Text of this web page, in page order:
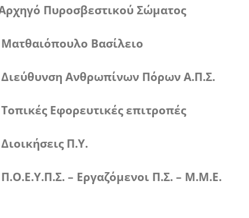
Σώματος
Πόρων Α.Π.Σ.
επιτροπές
Π.Υ.
Π.Σ. – Μ.Μ.Ε.